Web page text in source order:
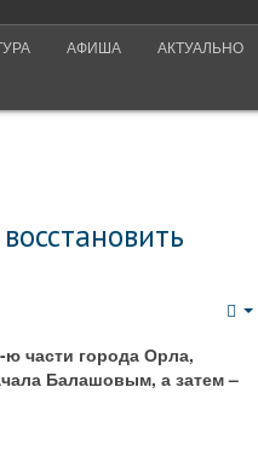
АФИША АКТУАЛЬНО
части города Орла,
Балашовым, а затем –